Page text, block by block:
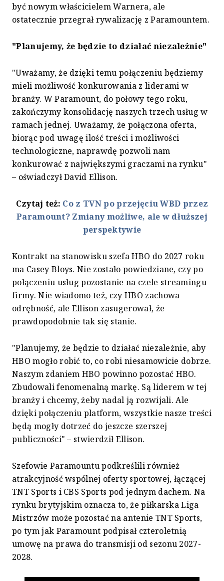
być nowym właścicielem Warnera, ale
ostatecznie przegrał rywalizację z Paramountem.
"Planujemy, że będzie to działać niezależnie"
"Uważamy, że dzięki temu połączeniu będziemy
mieli możliwość konkurowania z liderami w
branży. W Paramount, do połowy tego roku,
zakończymy konsolidację naszych trzech usług w
ramach jednej. Uważamy, że połączona oferta,
biorąc pod uwagę ilość treści i możliwości
technologiczne, naprawdę pozwoli nam
konkurować z największymi graczami na rynku"
– oświadczył David Ellison.
Czytaj też: Co z TVN po przejęciu WBD przez
Paramount? Zmiany możliwe, ale w dłuższej
perspektywie
Kontrakt na stanowisku szefa HBO do 2027 roku
ma Casey Bloys. Nie zostało powiedziane, czy po
połączeniu usług pozostanie na czele streamingu
firmy. Nie wiadomo też, czy HBO zachowa
odrębność, ale Ellison zasugerował, że
prawdopodobnie tak się stanie.
"Planujemy, że będzie to działać niezależnie, aby
HBO mogło robić to, co robi niesamowicie dobrze.
Naszym zdaniem HBO powinno pozostać HBO.
Zbudowali fenomenalną markę. Są liderem w tej
branży i chcemy, żeby nadal ją rozwijali. Ale
dzięki połączeniu platform, wszystkie nasze treści
będą mogły dotrzeć do jeszcze szerszej
publiczności" – stwierdził Ellison.
Szefowie Paramountu podkreślili również
atrakcyjność wspólnej oferty sportowej, łączącej
TNT Sports i CBS Sports pod jednym dachem. Na
rynku brytyjskim oznacza to, że piłkarska Liga
Mistrzów może pozostać na antenie TNT Sports,
po tym jak Paramount podpisał czteroletnią
umowę na prawa do transmisji od sezonu 2027-
2028.